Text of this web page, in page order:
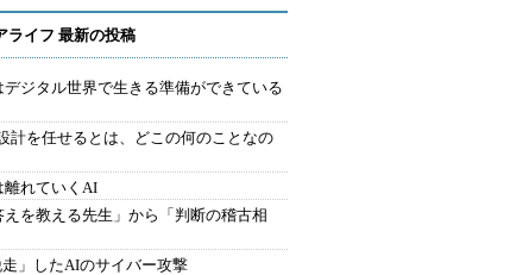
ライフ 最新の投稿
デジタル世界で生きる準備ができている
計を任せるとは、どこの何のことなの
離れていくAI
を教える先生」から「判断の稽古相
」したAIのサイバー攻撃